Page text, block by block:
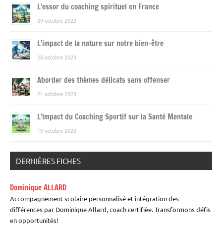
L’essor du coaching spirituel en France
29 octobre 2023
L’impact de la nature sur notre bien-être
28 octobre 2023
Aborder des thèmes délicats sans offenser
21 octobre 2023
L’Impact du Coaching Sportif sur la Santé Mentale
19 octobre 2023
DERNIÈRES FICHES
Dominique ALLARD
Accompagnement scolaire personnalisé et intégration des
différences par Dominique Allard, coach certifiée. Transformons défis
en opportunités!